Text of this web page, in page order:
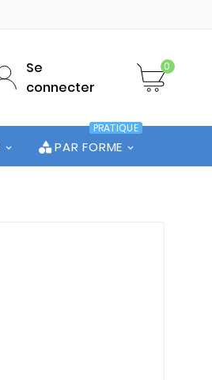
Se
connecter
0
PAR FORME
PRATIQUE